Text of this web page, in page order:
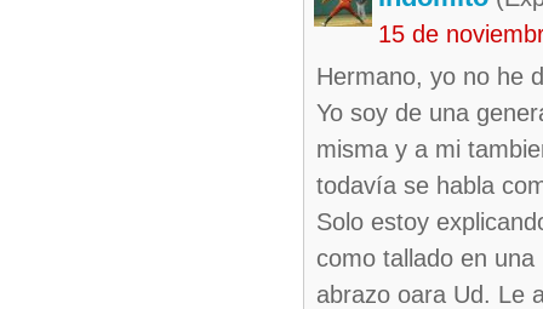
15 de
Hermano, yo no he
Yo soy de una
misma y a mi
todavía se habla
Solo estoy
como tallado en
abrazo oara Ud. Le